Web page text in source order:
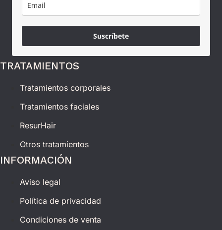
Suscríbete
TRATAMIENTOS
Tratamientos corporales
Tratamientos faciales
ResurHair
Otros tratamientos
INFORMACIÓN
Aviso legal
Política de privacidad
Condiciones de venta